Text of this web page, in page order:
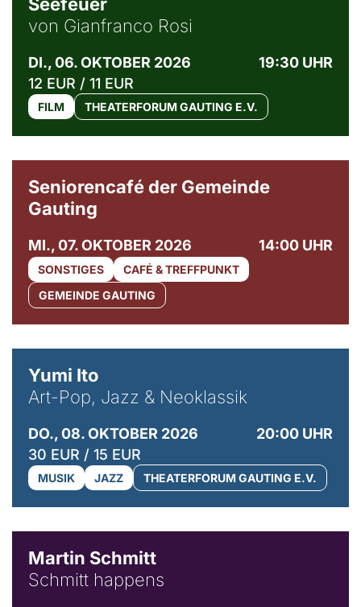
von Gianfranco Rosi
DI., 06. OKTOBER 2026
19:30 UHR
12 EUR / 11 EUR
FILM THEATERFORUM GAUTING E.V.
Seniorencafé der Gemeinde
Gauting
MI., 07. OKTOBER 2026 14:00 UHR
SONSTIGES
CAFÉ & TREFFPUNKT
GEMEINDE GAUTING
Yumi Ito
Art-Pop, Jazz & Neoklassik
DO., 08. OKTOBER 2026
20:00 UHR
30 EUR / 15 EUR
MUSIK JAZZ THEATERFORUM GAUTING E.V.
Martin Schmitt
Schmitt happens